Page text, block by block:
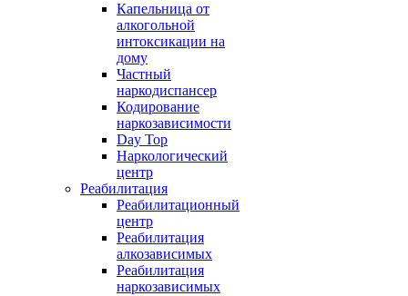
Капельница от
алкогольной
интоксикации на
дому
Частный
наркодиспансер
Кодирование
наркозависимости
Day Top
Наркологический
центр
Реабилитация
Реабилитационный
центр
Реабилитация
алкозависимых
Реабилитация
наркозависимых